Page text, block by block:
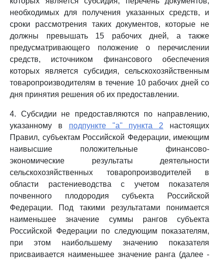
необходимых для получения указанных средств, и
сроки рассмотрения таких документов, которые не
должны превышать 15 рабочих дней, а также
предусматривающего положение о перечислении
средств, источником финансового обеспечения
которых является субсидия, сельскохозяйственным
товаропроизводителям в течение 10 рабочих дней со
дня принятия решения об их предоставлении.
4. Субсидии не предоставляются по направлению,
указанному в подпункте "а" пункта 2 настоящих
Правил, субъектам Российской Федерации, имеющим
наивысшие положительные финансово-
экономические результаты деятельности
сельскохозяйственных товаропроизводителей в
области растениеводства с учетом показателя
почвенного плодородия субъекта Российской
Федерации. Под такими результатами понимается
наименьшее значение суммы рангов субъекта
Российской Федерации по следующим показателям,
при этом наибольшему значению показателя
присваивается наименьшее значение ранга (далее -